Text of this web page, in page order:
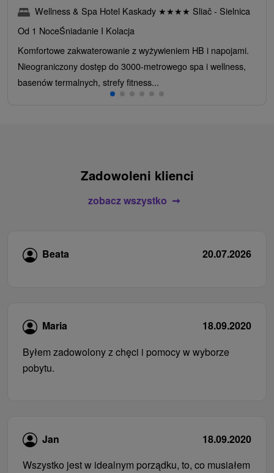
Wellness & Spa Hotel Kaskady ★★★★ Sliač - Sielnica
Od 1 NoceŚniadanie I Kolacja
Komfortowe zakwaterowanie z wyżywieniem HB i napojami.
Nieograniczony dostęp do 3000-metrowego spa i wellness,
basenów termalnych, strefy fitness...
Zadowoleni klienci
zobacz wszystko
Beata 20.07.2026
Maria
18.09.2020
Byłem zadowolony z chęci i pomocy w wyborze
pobytu.
Jan
18.09.2020
Wszystko jest w idealnym porządku, to, co musiałem